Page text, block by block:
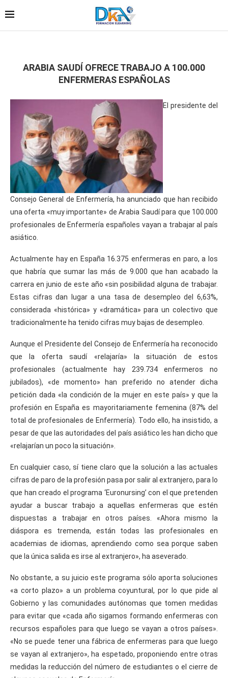
ARABIA SAUDÍ OFRECE TRABAJO A 100.000
ENFERMERAS ESPAÑOLAS
El presidente del
Consejo General de Enfermería, ha anunciado que han recibido
una oferta «muy importante» de Arabia Saudí para que 100.000
profesionales de Enfermería españoles vayan a trabajar al país
asiático.
Actualmente hay en España 16.375 enfermeras en paro, a los
que habría que sumar las más de 9.000 que han acabado la
carrera en junio de este año «sin posibilidad alguna de trabajar.
Estas cifras dan lugar a una tasa de desempleo del 6,63%,
considerada «histórica» y «dramática» para un colectivo que
tradicionalmente ha tenido cifras muy bajas de desempleo.
Aunque el Presidente del Consejo de Enfermería ha reconocido
que la oferta saudí «relajaría» la situación de estos
profesionales (actualmente hay 239.734 enfermeros no
jubilados), «de momento» han preferido no atender dicha
petición dada «la condición de la mujer en este país» y que la
profesión en España es mayoritariamente femenina (87% del
total de profesionales de Enfermería). Todo ello, ha insistido, a
pesar de que las autoridades del país asiático les han dicho que
«relajarían un poco la situación».
En cualquier caso, sí tiene claro que la solución a las actuales
cifras de paro de la profesión pasa por salir al extranjero, para lo
que han creado el programa ‘Euronursing’ con el que pretenden
ayudar a buscar trabajo a aquellas enfermeras que estén
dispuestas a trabajar en otros países. «Ahora mismo la
diáspora es tremenda, están todas las profesionales en
academias de idiomas, aprendiendo como sea porque saben
que la única salida es irse al extranjero», ha aseverado.
No obstante, a su juicio este programa sólo aporta soluciones
«a corto plazo» a un problema coyuntural, por lo que pide al
Gobierno y las comunidades autónomas que tomen medidas
para evitar que «cada año sigamos formando enfermeras con
recursos españoles para que luego se vayan a otros países».
«No se puede tener una fábrica de enfermeras para que luego
se vayan al extranjero», ha espetado, proponiendo entre otras
medidas la reducción del número de estudiantes o el cierre de